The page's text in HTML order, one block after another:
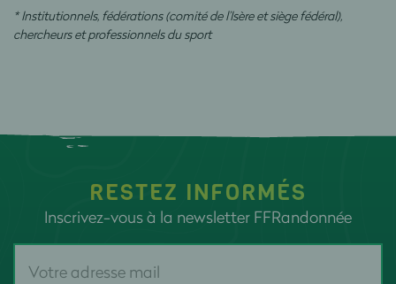
* Institutionnels, fédérations (comité de l’Isère et siège fédéral),
chercheurs et professionnels du sport
RESTEZ INFORMÉS
Inscrivez-vous à la newsletter FFRandonnée